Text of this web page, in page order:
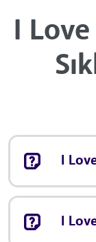
I Love
I
I